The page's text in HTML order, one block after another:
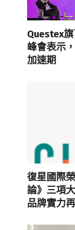
Questex
峰會表示
加速期
復星國際
論》三項
品牌實力